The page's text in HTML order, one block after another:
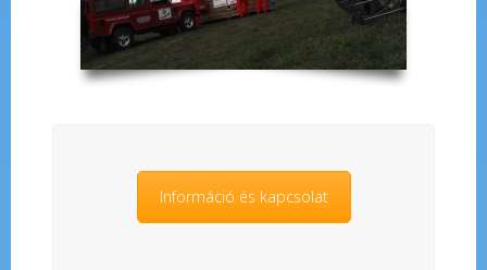
Információ és kapcsolat